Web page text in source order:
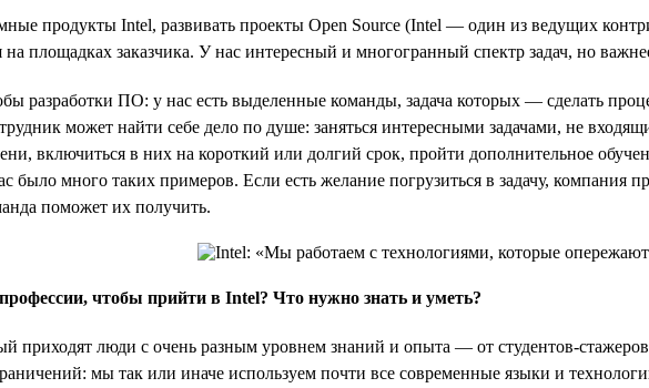
продукты Intel, развивать проекты Open Source (Intel — один из ведущих
площадках заказчика. У нас интересный и многогранный спектр задач, но
разработки ПО: у нас есть выделенные команды, задача которых — сделать
может найти себе дело по душе: заняться интересными задачами, не
включиться в них на короткий или долгий срок, пройти дополнительное
было много таких примеров. Если есть желание погрузиться в задачу, компания
поможет их получить.
чтобы прийти в Intel? Что нужно знать и уметь?
приходят люди с очень разным уровнем знаний и опыта — от студентов-
мы так или иначе используем почти все современные языки и